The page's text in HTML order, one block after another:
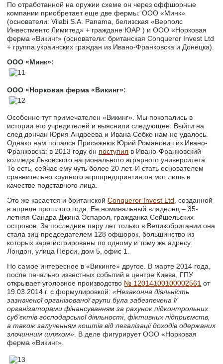
По отработанной на оружии схеме он через оффшорные
компании приобретает еще две фермы: ООО «Минк»
(основатели: Vilabi S.A. Panama, белизская «Верполс
Инвестментс Лимитед» + граждане ЮАР ) и ООО «Норковая
ферма «Викинг» (основатели: британская Conqueror Invest Ltd
+ группа украинских граждан из Ивано-Франковска и Донецка).
ООО «Минк»:
ООО «Норковая ферма «Викинг»:
Особенно тут примечателен «Викинг». Мы покопались в
истории его учредителей и выяснили следующее. Выйти на
след дончан Юрия Андреева и Ивана Собко нам не удалось.
Однако нам попался Присяжнюк Юрий Романович из Ивано-
Франковска: в 2013 году он поступил в Ивано-Франковский
колледж Львовского национального аграрного университета.
То есть, сейчас ему чуть более 20 лет. И стать основателем
сравнительно крупного агропредприятия он мог лишь в
качестве подставного лица.
Это же касается и британскойConqueror Invest Ltd , созданной
в апреле прошлого года. Ее номинальный владелец – 35-
летняя Сандра Джина Эспарол, гражданка Сейшельских
островов. За последние пару лет только в Великобритании она
стала зиц-председателем 128 офшорок, большинство из
которых зарегистрированы по одному и тому же адресу:
Лондон, улица Перси, дом 5, офис 1.
Но самое интересное в «Викинге» другое. В марте 2014 года,
после печально известных событий в центре Киева, ГПУ
открывает уголовное производство № 12014100100002561 от
19.03.2014 г. с формулировкой:«Незаконна діяльність
зазначеної організованої групи була забезпечена її
організаторами фінансуванням за рахунок підконтрольних
суб'єктів господарської діяльності, фіктивних підприємств,
а також залученням коштів від легалізації доходів одержаних
злочинним шляхом» . В деле фигурирует ООО «Норковая
ферма «Викинг».